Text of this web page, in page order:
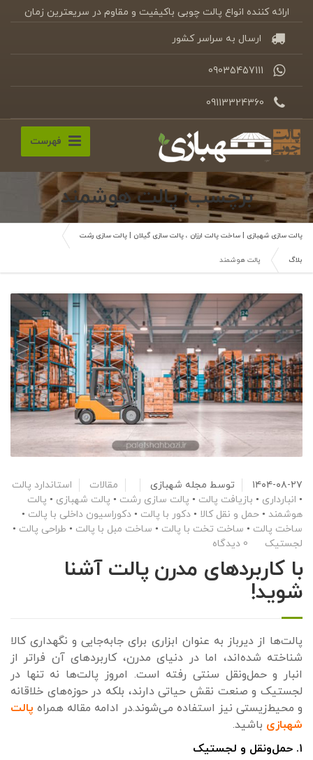
ارائه کننده انواع پالت چوبی باکیفیت و مقاوم در سریعترین زمان
ارسال به سراسر کشور
09035457111
09113324360
فهرست
برچسب: پالت هوشمند
پالت سازی شهبازی | ساخت پالت ارزان ، پالت سازی گیلان | پالت سازی رشت
بلاگ پالت هوشمند
۱۴۰۴-۰۸-۲۷ توسط مجله شهبازی مقالات
استاندارد پالت
• انبارداری • بازیافت پالت • پالت سازی رشت • پالت شهبازی • پالت
هوشمند • حمل و نقل کالا • دکور با پالت • دکوراسیون داخلی با پالت •
ساخت پالت • ساخت تخت با پالت • ساخت مبل با پالت • طراحی پالت •
لجستیک
0 دیدگاه
با کاربردهای مدرن پالت آشنا
شوید!
پالت‌ها از دیرباز به عنوان ابزاری برای جابه‌جایی و نگهداری کالا
شناخته شده‌اند، اما در دنیای مدرن، کاربردهای آن فراتر از
انبار و حمل‌ونقل سنتی رفته است. امروز پالت‌ها نه تنها در
لجستیک و صنعت نقش حیاتی دارند، بلکه در حوزه‌های خلاقانه
و محیط‌زیستی نیز استفاده می‌شوند.در ادامه مقاله همراهپالت
شهبازی باشید.
۱. حمل‌ونقل و لجستیک